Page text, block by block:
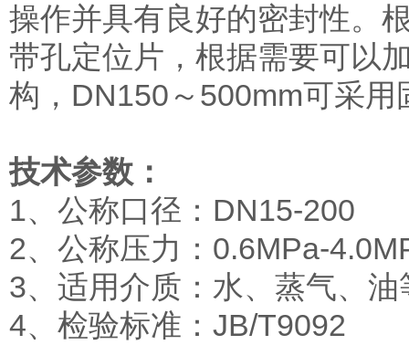
操作并具有良好的密封性。
带孔定位片，根据需要可以
构，DN150～500mm可采用
技术参数：
1、公称口径：DN15-200
2、公称压力：0.6MPa-
3、适用介质：水、蒸气、油
4、检验标准：JB/T9092